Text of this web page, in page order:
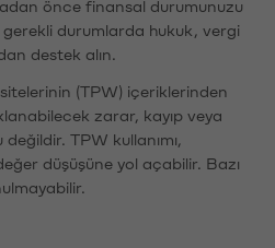
önce finansal durumunuzu
durumlarda hukuk, vergi
destek alın.
(TPW) içeriklerinden
zarar, kayıp veya
TPW kullanımı,
düşüşüne yol açabilir. Bazı